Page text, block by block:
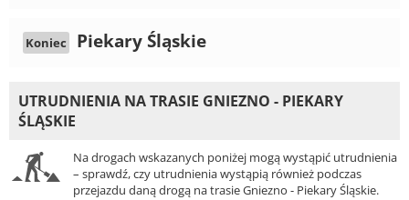
Koniec Piekary Śląskie
UTRUDNIENIA NA TRASIE GNIEZNO - PIEKARY
ŚLĄSKIE
Na drogach wskazanych poniżej mogą wystąpić utrudnienia
– sprawdź, czy utrudnienia wystąpią również podczas
przejazdu daną drogą na trasie Gniezno - Piekary Śląskie.